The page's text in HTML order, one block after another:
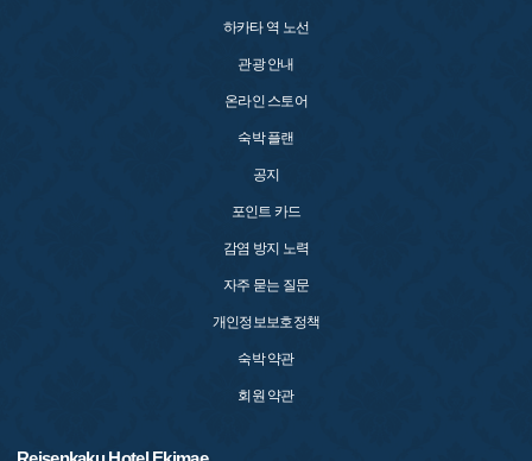
하카타 역 노선
관광 안내
온라인 스토어
숙박 플랜
공지
포인트 카드
감염 방지 노력
자주 묻는 질문
개인정보보호정책
숙박 약관
회원 약관